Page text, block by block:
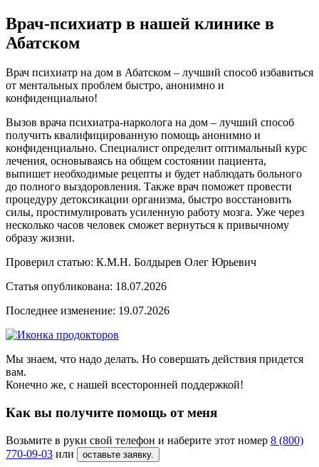
Врач-психиатр в нашей клинике в
Абатском
Врач психиатр на дом в Абатском – лучший способ избавиться
от ментальных проблем быстро, анонимно и
конфиденциально!
Вызов врача психиатра-нарколога на дом – лучший способ
получить квалифицированную помощь анонимно и
конфиденциально. Специалист определит оптимальный курс
лечения, основываясь на общем состоянии пациента,
выпишет необходимые рецепты и будет наблюдать больного
до полного выздоровления. Также врач поможет провести
процедуру детоксикации организма, быстро восстановить
силы, простимулировать усиленную работу мозга. Уже через
несколько часов человек сможет вернуться к привычному
образу жизни.
Проверил статью: К.М.Н. Болдырев Олег Юрьевич
Статья опубликована: 18.07.2026
Последнее изменение: 19.07.2026
Мы знаем, что надо делать. Но совершать действия придется
вам.
Конечно же, с нашей всесторонней поддержкой!
Как вы получите помощь от меня
Возьмите в руки свой телефон и наберите этот номер 8 (800)
770-09-03 или оставьте заявку.